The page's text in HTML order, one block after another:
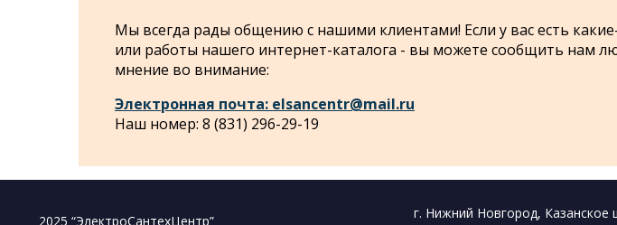
Мы всегда рады общению с нашими клиентами! Если у вас есть
или работы нашего интернет-каталога - вы можете сообщить нам
мнение во внимание:
Электронная почта: elsancentr@mail.ru
Наш номер: 8 (831) 296-29-19
2025 “ЭлектроСантехЦентр”
г. Нижний Новгород, Казанское